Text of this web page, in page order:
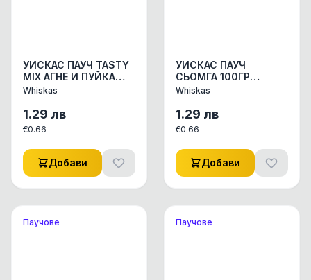
УИСКАС ПАУЧ TASTY
MIX АГНЕ И ПУЙКА
85ГР КОНСЕРВИ
1бр.
Whiskas
1.29 лв
€0.66
Добави
УИСКАС ПАУЧ
СЬОМГА 100ГР
КОНСЕРВИ КОНСЕРВИ
Whiskas
1.29 лв
€0.66
Добави
Паучове Паучове